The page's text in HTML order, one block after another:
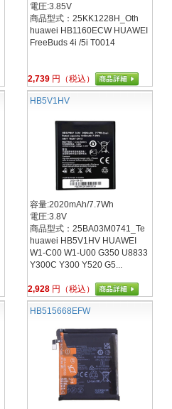
電圧:3.85V
商品型式：25KK1228H_Oth
huawei HB1160ECW HUAWEI
FreeBuds 4i /5i T0014
2,739 円（税込）
HB5V1HV
容量:2020mAh/7.7Wh
電圧:3.8V
商品型式：25BA03M0741_Te
huawei HB5V1HV HUAWEI
W1-C00 W1-U00 G350 U8833
Y300C Y300 Y520 G5...
2,928 円（税込）
HB515668EFW